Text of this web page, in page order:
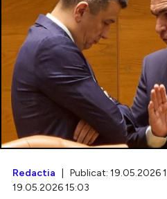
Intră în cont
Creează cont
Redactia | Publicat: 19.05.2026
19.05.2026 15:03